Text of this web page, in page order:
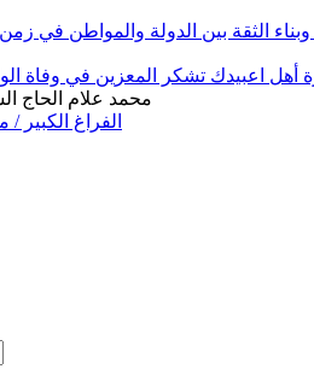
الثقة بين الدولة والمواطن في
أهل اعبيدك تشكر المعزين في وفاة
الفراغ الكبير